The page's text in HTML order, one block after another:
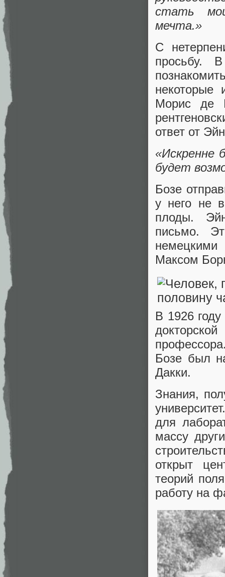
стать
мечта.»
С
просьбу.
некоторые
Морис де
ответ от
«Искренне
будет
Бозе
у него не
плоды.
письмо.
Максом
В 1926
Бозе был
Дакки.
Знания,
для
массу
открыт
теорий
работу на